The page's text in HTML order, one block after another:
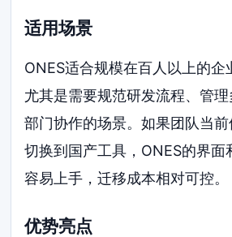
适用场景
ONES适合规模在百人以上的企
尤其是需要规范研发流程、管
部门协作的场景。如果团队当
切换到国产工具，ONES的界面
容易上手，迁移成本相对可控。
优势亮点